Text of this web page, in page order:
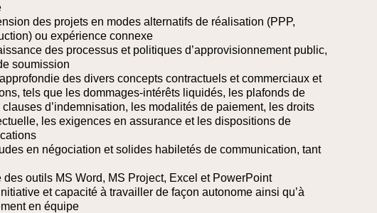
des projets en modes alternatifs de réalisation (PPP,
ou expérience connexe
des processus et politiques d’approvisionnement public,
soumission
des divers concepts contractuels et commerciaux et
tels que les dommages-intérêts liquidés, les plafonds de
d’indemnisation, les modalités de paiement, les droits
les exigences en assurance et les dispositions de
en négociation et solides habiletés de communication, tant
des outils MS Word, MS Project, Excel et PowerPoint
et capacité à travailler de façon autonome ainsi qu’à
en équipe